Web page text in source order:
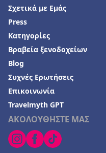
ΑΚΟΛΟΥΘΗΣΤΕ ΜΑΣ
Σχετικά με Εμάς
Press
Κατηγορίες
Βραβεία ξενοδοχείων
Blog
Συχνές Ερωτήσεις
Επικοινωνία
Travelmyth GPT